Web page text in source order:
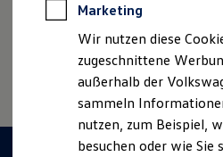
Anpfiff zum Gewinn
Elektroautos
ID. Tutorials
Reichweite
Reichweite der
Reichweite im
Impressum & Rechtliches
Marketing
Wir nutzen diese
zugeschnittene
außerhalb der
sammeln
nutzen, zum Beispiel,
besuchen oder wie Sie